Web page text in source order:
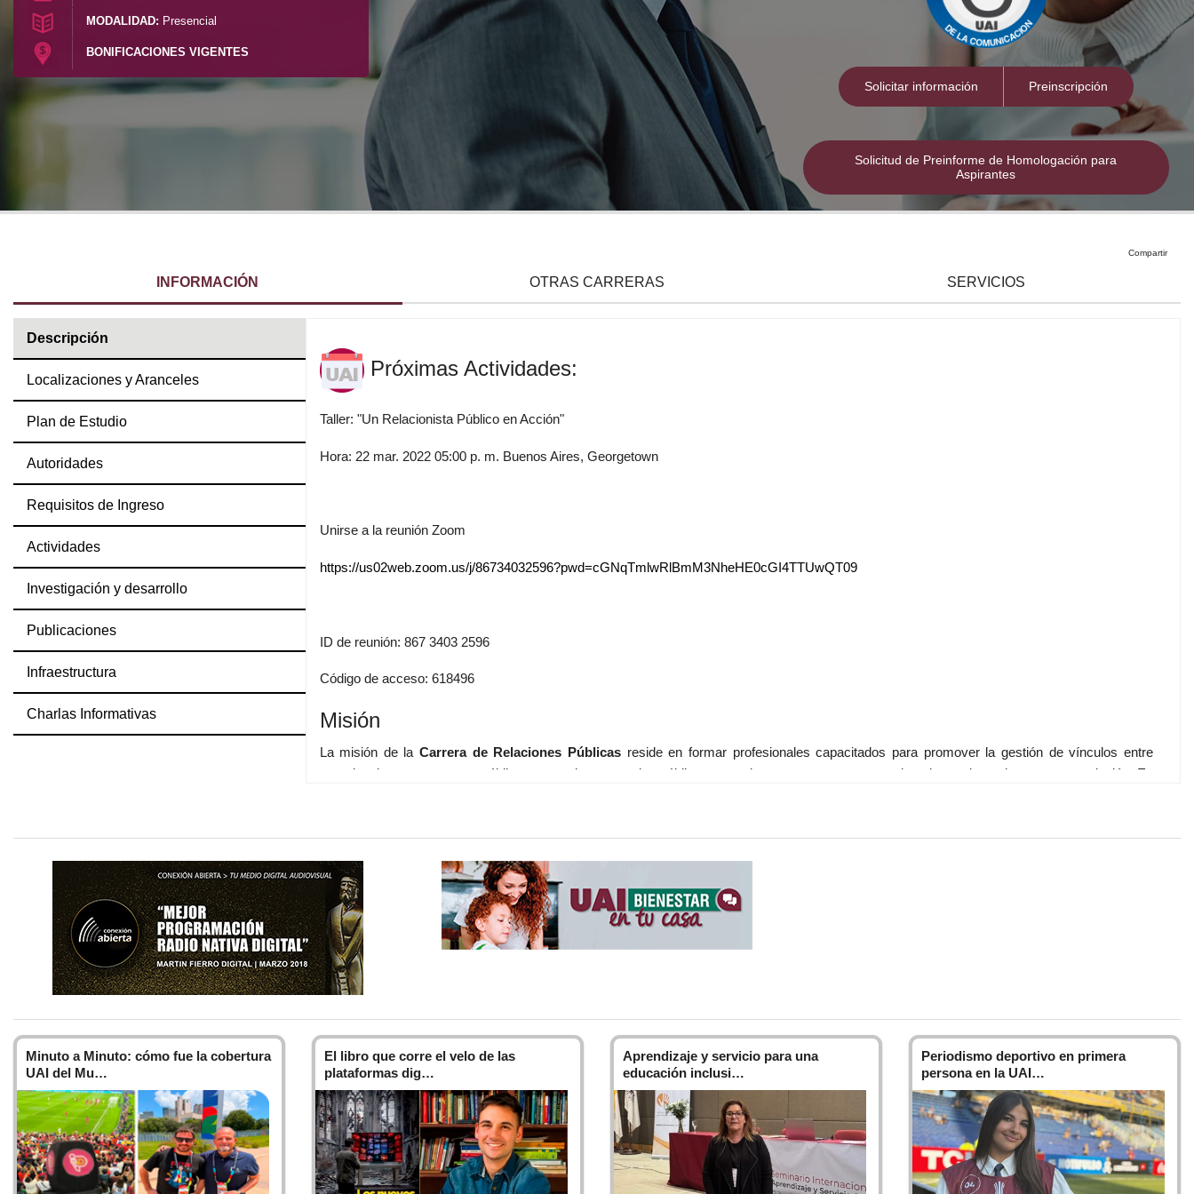
Facilidades Edilicias
Sedes e Instalaciones
MODALIDAD: Presencial
BONIFICACIONES VIGENTES
Solicitar información Preinscripción
Solicitud de Preinforme de Homologación para
Aspirantes
Compartir
INFORMACIÓN OTRAS CARRERAS SERVICIOS
Descripción
Localizaciones y Aranceles
Plan de Estudio
Autoridades
Requisitos de Ingreso
Actividades
Investigación y desarrollo
Publicaciones
Infraestructura
Charlas Informativas
Próximas Actividades:
Taller: "Un Relacionista Público en Acción"
Hora: 22 mar. 2022 05:00 p. m. Buenos Aires, Georgetown
Unirse a la reunión Zoom
https://us02web.zoom.us/j/86734032596?pwd=cGNqTmlwRlBmM3NheHE0cGI4TTUwQT09
ID de reunión: 867 3403 2596
Código de acceso: 618496
Misión
La misión de laCarrera de Relaciones Públicas reside en formar profesionales capacitados para promover la gestión de vínculos entre
organizaciones o personas públicamente relevantes y los públicos -tanto internos como externos- de quienes dependen para su evolución. En
organizaciones y, en consecuencia, promover el diálogo y los acuerdos a escala social.
Objetivos de la Carrera
En las últimas décadas, los directivos de la Argentina y del mundo han comenzado a apreciar el valor que tienen los activos intangibles -como la
imagen y la reputación institucional- ya que comprenden que representa buena parte del patrimonio total de una organización. Día a día se
requiere el asesoramiento de expertos en relaciones públicas para organizar eventos, gestionar eficazmente la comunicación durante una
Así entendida, esta profesión remite a la construcción de vínculos que lleva a cabo una organización con distintos públicos de su interés con el
fin de contribuir a generar las condiciones institucionales y sociales que hagan viable su actividad en el mediano y largo plazo. La esencia de las
relaciones públicas puede describirse como todo lo que una organización hace y dice. En otras palabras: un profesional de esta disciplina se
interesa por lo que una organización hace, planifica y ejecuta en materia comunicacional.
El profesional de las relaciones públicas debe ser creativo y emprendedor, dispuesto a trabajar en cualquier modalidad de ejercicio profesional,
esto es, tanto desde la consultoría externa como desde los departamentos internos de organizaciones públicas o privadas, con o sin fines de
Minuto a Minuto: cómo fue la cobertura
UAI del Mu…
El libro que corre el velo de las
plataformas dig…
Aprendizaje y servicio para una
educación inclusi…
Periodismo deportivo en primera
persona en la UAI…